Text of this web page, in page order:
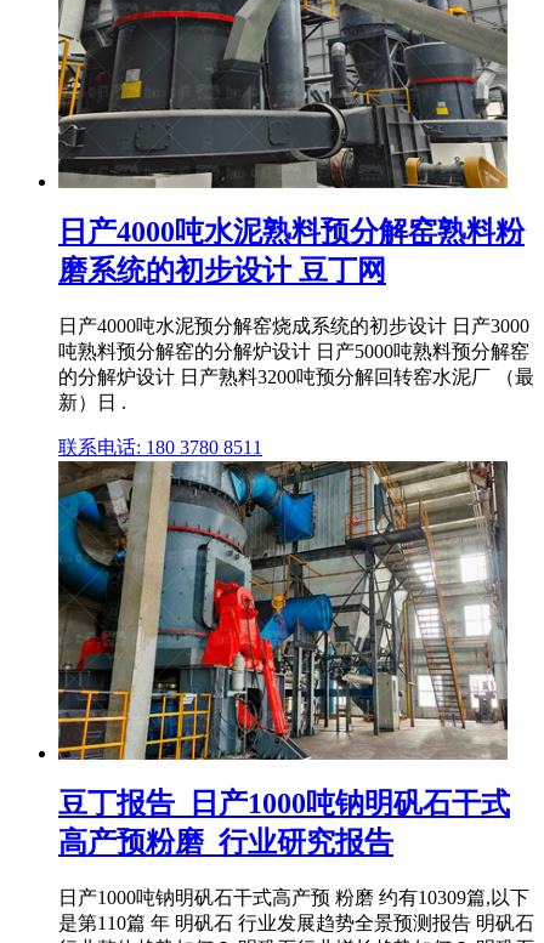
日产4000吨水泥熟料预分解窑熟料粉
磨系统的初步设计 豆丁网
日产4000吨水泥预分解窑烧成系统的初步设计 日产3000
吨熟料预分解窑的分解炉设计 日产5000吨熟料预分解窑
的分解炉设计 日产熟料3200吨预分解回转窑水泥厂 （最
新）日 .
联系电话: 180 3780 8511
豆丁报告_日产1000吨钠明矾石干式
高产预粉磨_行业研究报告
日产1000吨钠明矾石干式高产预 粉磨 约有10309篇,以下
是第110篇 年 明矾石 行业发展趋势全景预测报告 明矾石